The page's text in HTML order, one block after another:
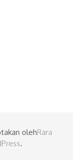
olehRara
.